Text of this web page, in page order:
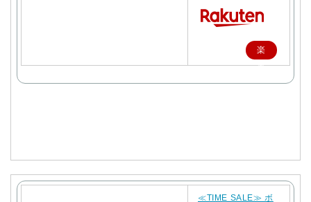
楽
天
≪TIME SALE≫ ボ